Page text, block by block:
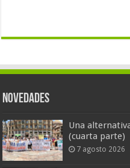
Novedades
Una
(cuarta parte)
7 agosto 2026